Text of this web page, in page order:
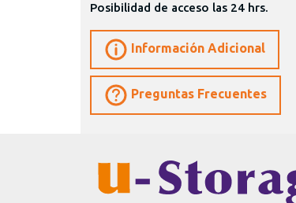
Posibilidad de acceso las 24 hrs.
Información Adicional
Preguntas Frecuentes